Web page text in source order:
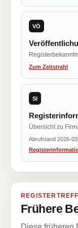
VÖ
Zum Zeitstrahl
SI
Übersicht zu
Abrufstand 2026-
Frühere